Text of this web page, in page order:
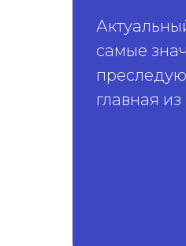
самые
главная